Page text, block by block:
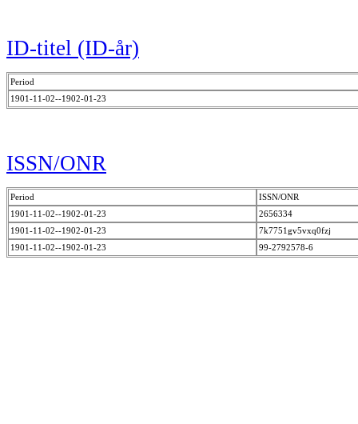
ID-titel (ID-år)
Period
1901-11-02--1902-01-23
ISSN/ONR
Period
ISSN/ONR
1901-11-02--1902-01-23
2656334
1901-11-02--1902-01-23
7k7751gv5vxq0fzj
1901-11-02--1902-01-23
99-2792578-6